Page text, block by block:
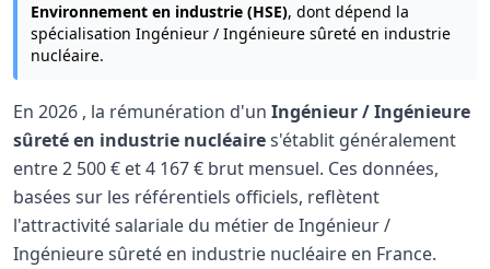
Environnement en industrie (HSE), dont dépend la
spécialisation Ingénieur / Ingénieure sûreté en industrie
nucléaire.
En 2026 , la rémunération d'un Ingénieur / Ingénieure
sûreté en industrie nucléaires'établit généralement
entre2 500 € et4 167 € brut mensuel. Ces données,
basées sur les référentiels officiels, reflètent
l'attractivité salariale du métier de Ingénieur /
Ingénieure sûreté en industrie nucléaire en France.